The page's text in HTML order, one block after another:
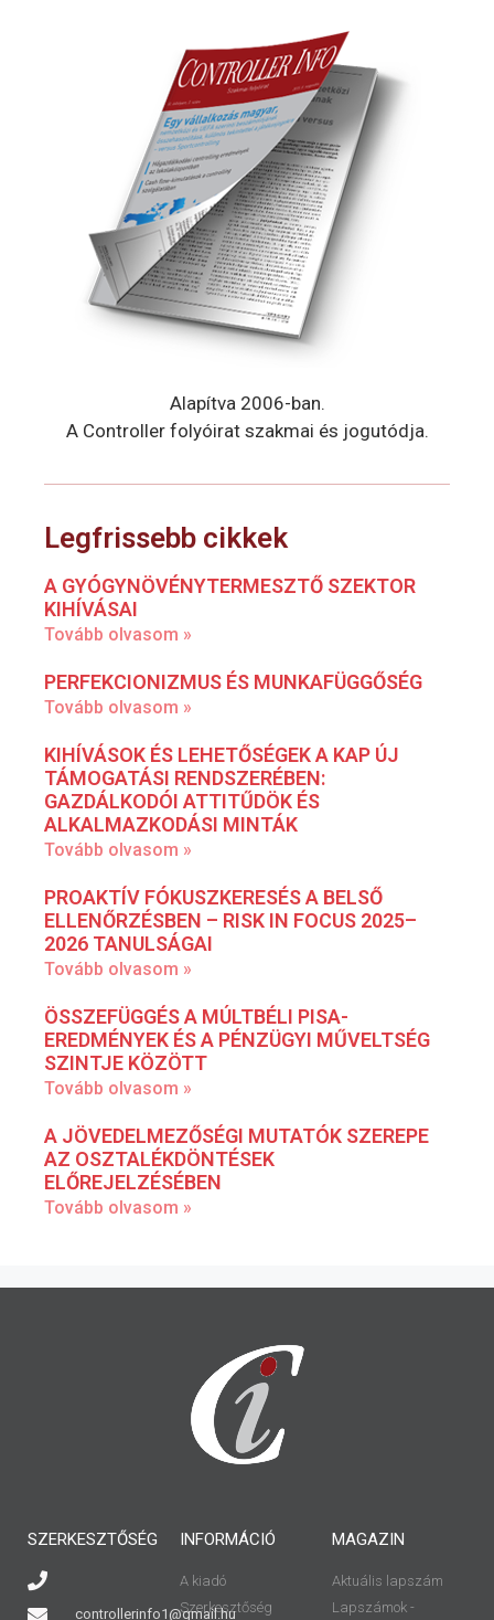
Alapítva 2006-ban.
A Controller folyóirat szakmai és jogutódja.
Legfrissebb cikkek
A GYÓGYNÖVÉNYTERMESZTŐ SZEKTOR
KIHÍVÁSAI
Tovább olvasom »
PERFEKCIONIZMUS ÉS MUNKAFÜGGŐSÉG
Tovább olvasom »
KIHÍVÁSOK ÉS LEHETŐSÉGEK A KAP ÚJ
TÁMOGATÁSI RENDSZERÉBEN:
GAZDÁLKODÓI ATTITŰDÖK ÉS
ALKALMAZKODÁSI MINTÁK
Tovább olvasom »
PROAKTÍV FÓKUSZKERESÉS A BELSŐ
ELLENŐRZÉSBEN – RISK IN FOCUS 2025–
2026 TANULSÁGAI
Tovább olvasom »
ÖSSZEFÜGGÉS A MÚLTBÉLI PISA-
EREDMÉNYEK ÉS A PÉNZÜGYI MŰVELTSÉG
SZINTJE KÖZÖTT
Tovább olvasom »
A JÖVEDELMEZŐSÉGI MUTATÓK SZEREPE
AZ OSZTALÉKDÖNTÉSEK
ELŐREJELZÉSÉBEN
Tovább olvasom »
SZERKESZTŐSÉG
controllerinfo1@gmail.hu
INFORMÁCIÓ
A kiadó
Szerkesztőség
MAGAZIN
Aktuális lapszám
Lapszámok -